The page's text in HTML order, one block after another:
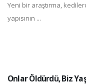
Yeni bir araştırma,
yapısının ...
Onlar Öldürdü, Biz